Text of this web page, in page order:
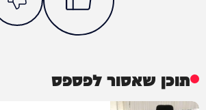
תוכן שאסור לפספס